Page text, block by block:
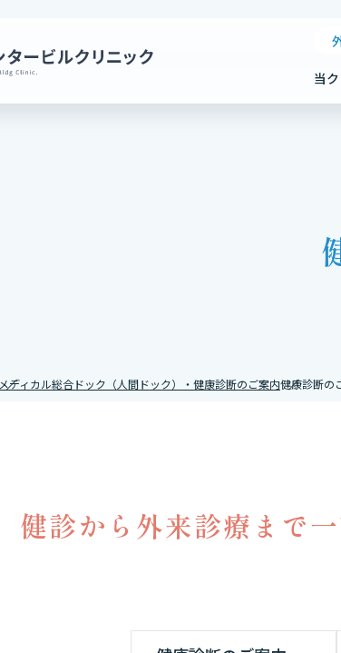
当
メディカル総合ドック（人間ドック）・健康診断のご案内健康診断の
健診から外来診療まで